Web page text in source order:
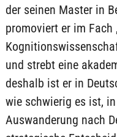
der seinen Master in
promoviert er im Fach
und strebt eine
deshalb ist er in
wie schwierig es ist,
Auswanderung nach